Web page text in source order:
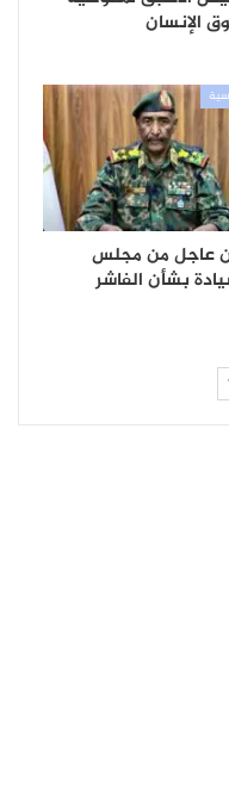
الإنسان
عاجل من مجلس
بشأن الفاشر